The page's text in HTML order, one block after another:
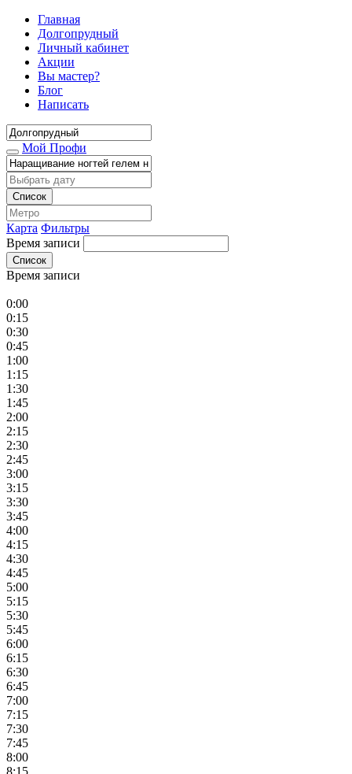
Главная
Долгопрудный
Личный кабинет
Акции
Вы мастер?
Блог
Написать
Мой Профи
Список
Карта Фильтры
Время записи
Список
Время записи
0:00
0:15
0:30
0:45
1:00
1:15
1:30
1:45
2:00
2:15
2:30
2:45
3:00
3:15
3:30
3:45
4:00
4:15
4:30
4:45
5:00
5:15
5:30
5:45
6:00
6:15
6:30
6:45
7:00
7:15
7:30
7:45
8:00
8:15